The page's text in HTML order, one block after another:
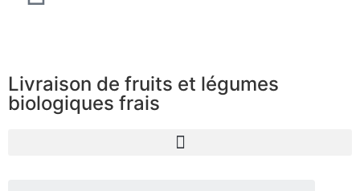
Livraison de fruits et légumes
biologiques frais